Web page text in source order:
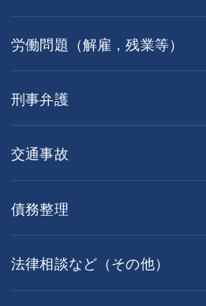
労働問題（解雇，残業等）
刑事弁護
交通事故
債務整理
法律相談など（その他）